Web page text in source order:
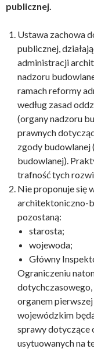
publicznej.
Ustawa zachowa
publicznej,
administracji
nadzoru
ramach reformy
według zasad
(organy nadzoru
prawnych
zgody
budowlanej).
trafność tych
Nie proponuje się
architektoniczno-
pozostaną:
starosta;
wojewoda;
Główny
Ograniczeniu
organem
wojewódzkim
sprawy
usytuowanych na